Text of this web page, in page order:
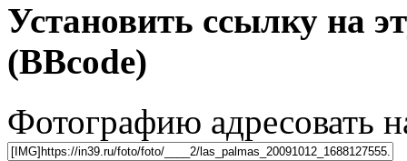
Установить ссылку на
(BBcode)
Фотографию адресовать